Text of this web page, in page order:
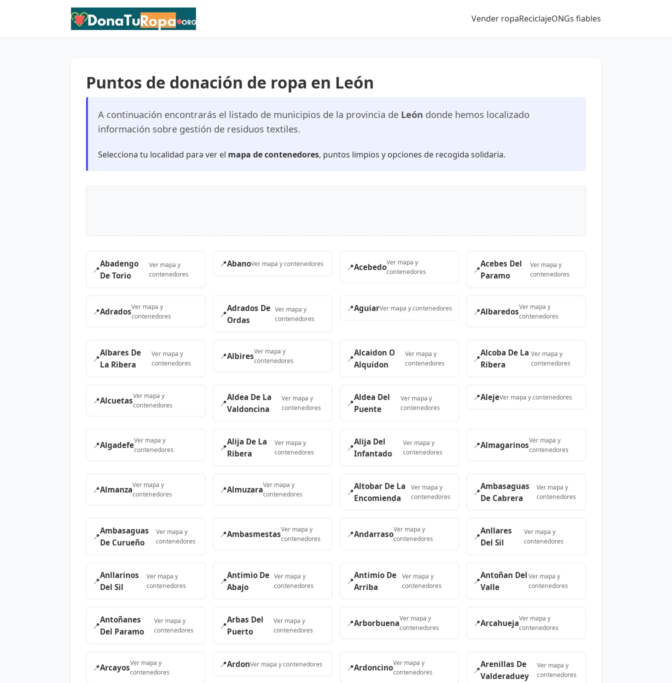
Vender ropaReciclajeONGs fiables
Puntos de donación de ropa en León
A continuación encontrarás el listado de municipios de la provincia de León donde hemos localizado
información sobre gestión de residuos textiles.
Selecciona tu localidad para ver el mapa de contenedores, puntos limpios y opciones de recogida solidaria.
📍
Abadengo
De Torio
Ver mapa y
contenedores
📍AbanoVer mapa y contenedores 📍AcebedoVer mapa y
contenedores
📍
Acebes Del
Paramo
Ver mapa y
contenedores
📍AdradosVer mapa y
contenedores
📍
Adrados De
Ordas
Ver mapa y
contenedores
📍AguiarVer mapa y contenedores 📍AlbaredosVer mapa y
contenedores
📍
Albares De
La Ribera
Ver mapa y
contenedores
📍AlbiresVer mapa y
contenedores
📍
Alcaidon O
Alquidon
Ver mapa y
contenedores
📍
Alcoba De La
Ribera
Ver mapa y
contenedores
📍AlcuetasVer mapa y
contenedores
📍
Aldea De La
Valdoncina
Ver mapa y
contenedores
📍
Aldea Del
Puente
Ver mapa y
contenedores
📍AlejeVer mapa y contenedores
📍AlgadefeVer mapa y
contenedores
📍
Alija De La
Ribera
Ver mapa y
contenedores
📍
Alija Del
Infantado
Ver mapa y
contenedores
📍AlmagarinosVer mapa y
contenedores
📍AlmanzaVer mapa y
contenedores
📍AlmuzaraVer mapa y
contenedores
📍
Altobar De La
Encomienda
Ver mapa y
contenedores
📍
Ambasaguas
De Cabrera
Ver mapa y
contenedores
📍
Ambasaguas
De Curueño
Ver mapa y
contenedores
📍AmbasmestasVer mapa y
contenedores
📍AndarrasoVer mapa y
contenedores
📍
Anllares
Del Sil
Ver mapa y
contenedores
📍
Anllarinos
Del Sil
Ver mapa y
contenedores
📍
Antimio De
Abajo
Ver mapa y
contenedores
📍
Antimio De
Arriba
Ver mapa y
contenedores
📍
Antoñan Del
Valle
Ver mapa y
contenedores
📍
Antoñanes
Del Paramo
Ver mapa y
contenedores
📍
Arbas Del
Puerto
Ver mapa y
contenedores
📍ArborbuenaVer mapa y
contenedores
📍ArcahuejaVer mapa y
contenedores
📍ArcayosVer mapa y
contenedores
📍ArdonVer mapa y contenedores 📍ArdoncinoVer mapa y
contenedores
📍
Arenillas De
Valderaduey
Ver mapa y
contenedores